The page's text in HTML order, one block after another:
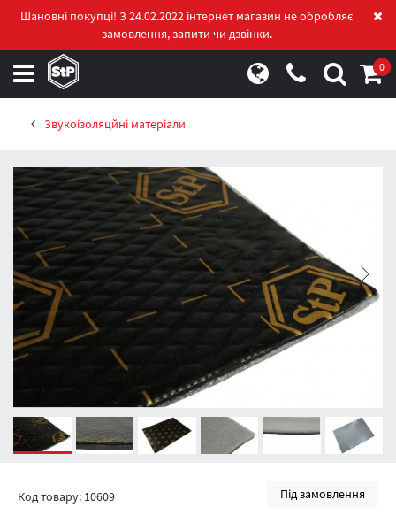
Шановні покупці! З 24.02.2022 інтернет магазин не обробляє
замовлення, запити чи дзвінки.
0
Звукоізоляцйні матеріали
Під замовлення
Код товару: 10609